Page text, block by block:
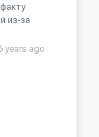
из-за
years ago